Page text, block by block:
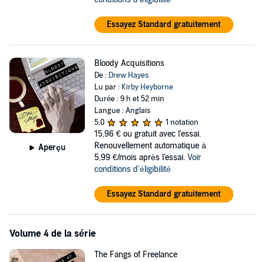
Essayez Standard gratuitement
Aperçu
Bloody Acquisitions
De : Drew Hayes
Lu par : Kirby Heyborne
Durée : 9 h et 52 min
Langue : Anglais
5,0
1 notation
15,96 € ou gratuit avec l'essai.
Renouvellement automatique à
5,99 €/mois après l'essai. Voir
conditions d'éligibilité
Essayez Standard gratuitement
Volume 4 de la série
The Fangs of Freelance